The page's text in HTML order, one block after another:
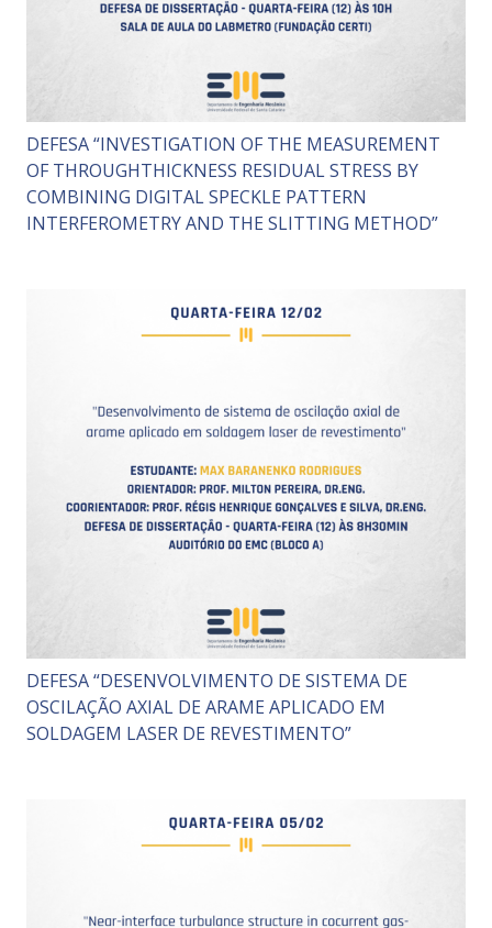
DEFESA “INVESTIGATION OF THE MEASUREMENT
OF THROUGHTHICKNESS RESIDUAL STRESS BY
COMBINING DIGITAL SPECKLE PATTERN
INTERFEROMETRY AND THE SLITTING METHOD”
DEFESA “DESENVOLVIMENTO DE SISTEMA DE
OSCILAÇÃO AXIAL DE ARAME APLICADO EM
SOLDAGEM LASER DE REVESTIMENTO”